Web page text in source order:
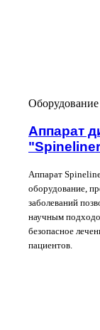
Оборудование
Аппарат
Аппарат
оборудование,
заболеваний
научным
безопасное
пациентов.